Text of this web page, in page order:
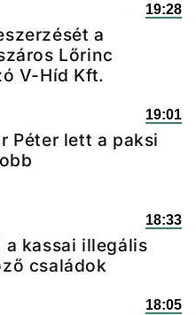
19:28
a
Lőrinc
V-Híd Kft.
19:01
Péter lett a paksi
18:33
a kassai illegális
családok
18:05